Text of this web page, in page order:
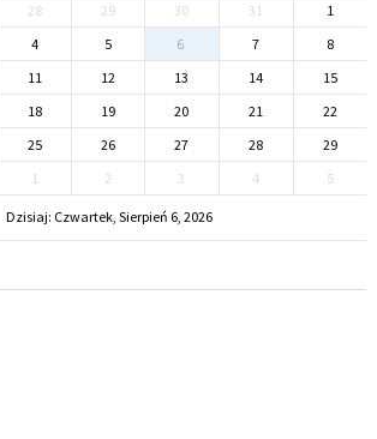
28 29 30 31
1
4 5 6 7
8
11 12 13 14
15
18 19 20 21
22
25 26 27 28
29
1 2 3 4 5
Dzisiaj: Czwartek, Sierpień 6, 2026